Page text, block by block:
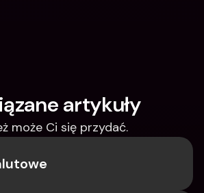
artykuły
może Ci się przydać.